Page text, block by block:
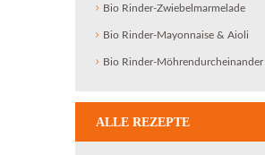
Bio Rinder-Zwiebelmarmelade
Bio Rinder-Mayonnaise & Aioli
Bio Rinder-Möhrendurcheinander
ALLE REZEPTE